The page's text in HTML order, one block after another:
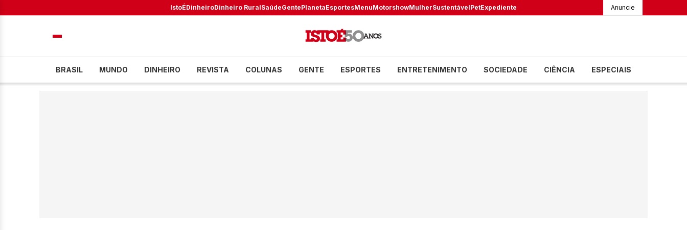
IstoÉDinheiroDinheiro RuralSaúdeGentePlanetaEsportesMenuMotorshowMulherSustentávelPetExpediente Anuncie
BRASIL MUNDO DINHEIRO REVISTA COLUNAS GENTE ESPORTES ENTRETENIMENTO SOCIEDADE CIÊNCIA ESPECIAIS